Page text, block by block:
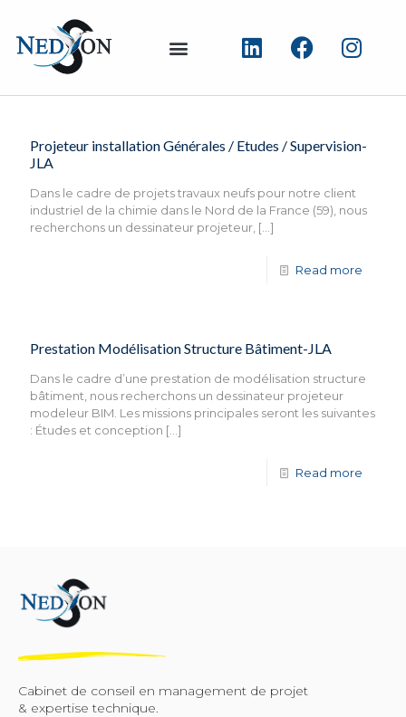
Projeteur installation Générales / Etudes / Supervision-
JLA
Dans le cadre de projets travaux neufs pour notre client
industriel de la chimie dans le Nord de la France (59), nous
recherchons un dessinateur projeteur, […]
Read more
Prestation Modélisation Structure Bâtiment-JLA
Dans le cadre d’une prestation de modélisation structure
bâtiment, nous recherchons un dessinateur projeteur
modeleur BIM. Les missions principales seront les suivantes
: Études et conception […]
Read more
Cabinet de conseil en management de projet
& expertise technique.